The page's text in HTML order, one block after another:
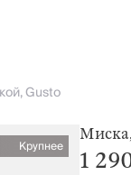
Gusto
Крупнее 1